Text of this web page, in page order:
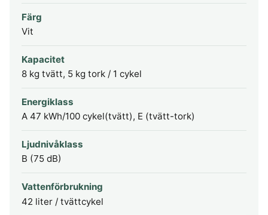
Färg
Vit
Kapacitet
8 kg tvätt, 5 kg tork / 1 cykel
Energiklass
A 47 kWh/100 cykel(tvätt), E (tvätt-tork)
Ljudnivåklass
B (75 dB)
Vattenförbrukning
42 liter / tvättcykel